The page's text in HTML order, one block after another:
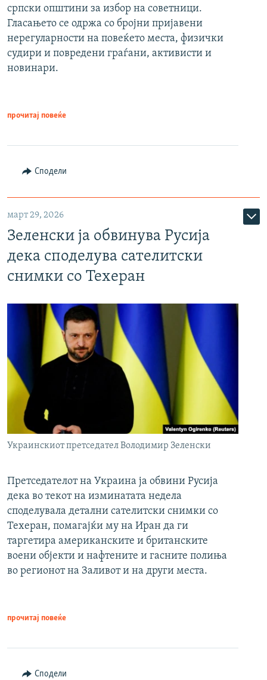
српски општини за избор на советници.
Гласањето се одржа со бројни пријавени
нерегуларности на повеќето места, физички
судири и повредени граѓани, активисти и
новинари.
прочитај повеќе
Сподели
март 29, 2026
Зеленски ја обвинува Русија
дека споделува сателитски
снимки со Техеран
Украинскиот претседател Володимир Зеленски
Претседателот на Украина ја обвини Русија
дека во текот на изминатата недела
споделувала детални сателитски снимки со
Техеран, помагајќи му на Иран да ги
таргетира американските и британските
воени објекти и нафтените и гасните полиња
во регионот на Заливот и на други места.
прочитај повеќе
Сподели